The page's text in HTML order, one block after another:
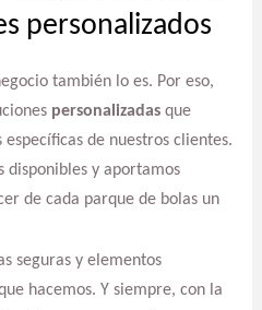
personalizados
también lo es. Por eso,
personalizadasque
específicas de nuestros clientes.
disponibles y aportamos
de cada parque de bolas un
seguras y elementos
hacemos. Y siempre, con la